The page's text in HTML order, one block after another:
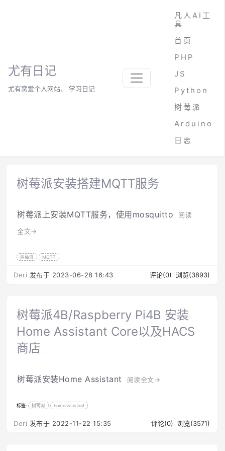
尤有日记
尤有窝爱个人网站， 学习日记
凡人AI工
具
首页
PHP
JS
Python
树莓派
Arduino
日志
树莓派安装搭建MQTT服务
树莓派上安装MQTT服务，使用mosquitto
阅读
全文→
树莓派 MQTT
Deri 发布于 2023-06-28 16:43 评论(0) 浏览(3893)
树莓派4B/Raspberry Pi4B 安装
Home Assistant Core以及HACS
商店
树莓派安装Home Assistant 阅读全文→
标签: 树莓派 homeassistant
Deri 发布于 2022-11-22 15:35 评论(0) 浏览(3571)